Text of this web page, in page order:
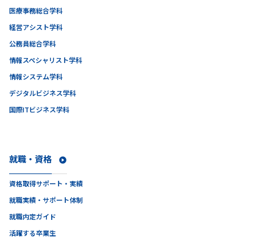
医療事務総合学科
経営アシスト学科
公務員総合学科
情報スペシャリスト学科
情報システム学科
デジタルビジネス学科
国際ITビジネス学科
就職・資格
資格取得サポート・実績
就職実績・サポート体制
就職内定ガイド
活躍する卒業生